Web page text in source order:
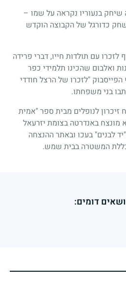
שיחק בנעוריו נקראה על שמו –
כדורגל של הקבוצה הוקדש
עם תולדות חייו, דברי פרידה
ואלבום שהכינו תלמידי כפר
הפייסבוק "לזכרו של הרצל חודדי
בני משפחתו.
לנופלים מבית ספר "אמית
מונצח באנדרטה בצומת יזרעאל
לבנים" בעכו ובאתר ההנצחה
המשטרה בבית שמש.
דומים: